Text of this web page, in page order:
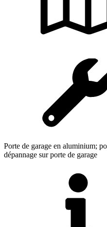
Porte de garage en aluminium;
dépannage sur porte de garage